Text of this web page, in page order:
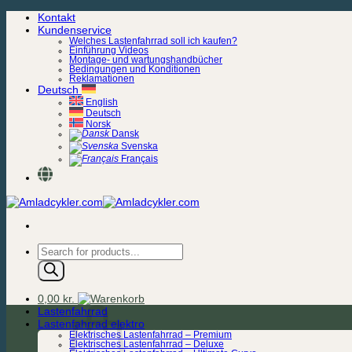
Zum
Inhalt
Kontakt
Kundenservice
Welches Lastenfahrrad soll ich kaufen?
Einführung Videos
Montage- und wartungshandbücher
Bedingungen und Konditionen
Reklamationen
Deutsch
English
Deutsch
Norsk
Dansk
Svenska
Français
Products
search
0,00 kr.
Lastenfahrrad
Lastenfahrrad elektro
Elektrisches Lastenfahrrad – Premium
Elektrisches Lastenfahrrad – Deluxe